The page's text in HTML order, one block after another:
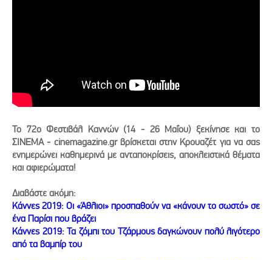
Το 72ο Φεστιβάλ Καννών (14 - 26 Μαΐου) ξεκίνησε και το
ΣΙΝΕΜΑ - cinemagazine.gr βρίσκεται στην Κρουαζέτ για να σας
ενημερώνει καθημερινά με ανταποκρίσεις, αποκλειστικά θέματα
και αφιερώματα!
Διαβάστε ακόμη:
Κάννες 2019: Οι «Άθλιοι» προσπαθούν να «κάνουν το σωστό» σε
ένα Παρίσι που βράζει
Κάννες 2019: Τα ζόμπι του Τζάρμους δαγκώνουν πολύ λιγότερο
από τα βαμπίρ του